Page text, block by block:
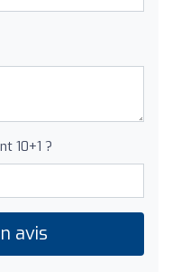
10+1 ?
avis